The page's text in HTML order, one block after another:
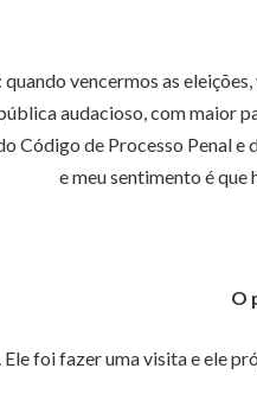
vencermos as
audacioso, com maior
Código de Processo Penal e
e meu sentimento é que
O
foi fazer uma visita e ele